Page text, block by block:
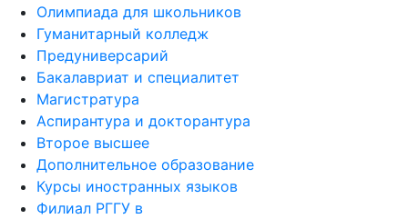
Олимпиада для школьников
Гуманитарный колледж
Предуниверсарий
Бакалавриат и специалитет
Магистратура
Аспирантура и докторантура
Второе высшее
Дополнительное образование
Курсы иностранных языков
Филиал РГГУ в